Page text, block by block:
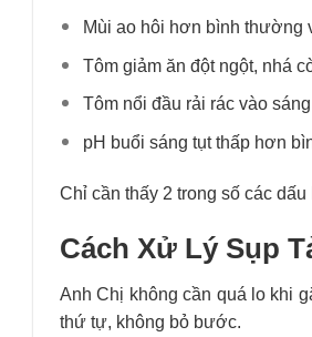
Mùi ao hôi hơn bình thường
Tôm giảm ăn đột ngột, nhá
Tôm nổi đầu rải rác vào
pH buổi sáng tụt thấp hơn
Chỉ cần thấy 2 trong số các
Cách Xử Lý Sụp
Anh Chị không cần quá lo khi
thứ tự, không bỏ bước.